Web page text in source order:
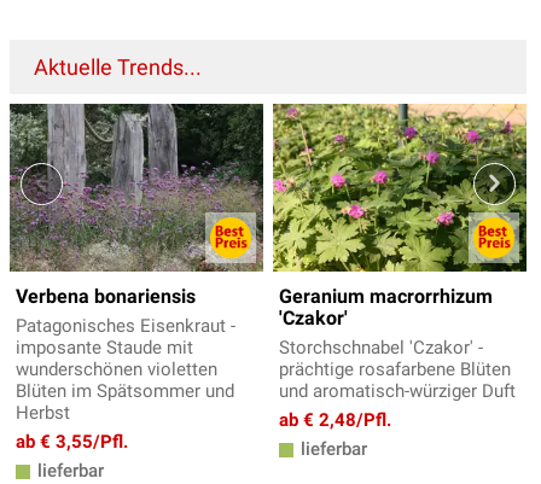
Aktuelle Trends...
Verbena bonariensis
Patagonisches Eisenkraut -
imposante Staude mit
wunderschönen violetten
Blüten im Spätsommer und
Herbst
ab € 3,55/Pfl.
lieferbar
Geranium macrorrhizum
'Czakor'
Storchschnabel 'Czakor' -
prächtige rosafarbene Blüten
und aromatisch-würziger Duft
ab € 2,48/Pfl.
lieferbar